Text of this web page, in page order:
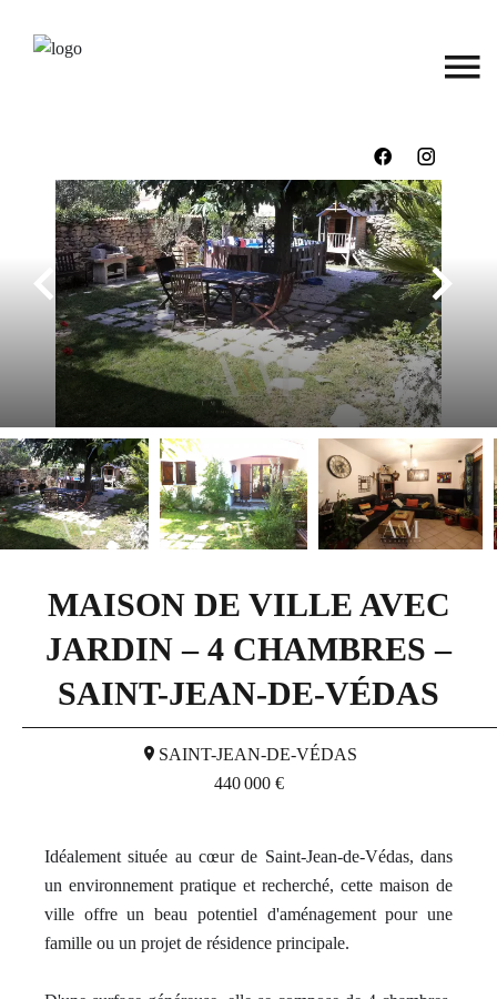
MAISON DE VILLE AVEC
JARDIN – 4 CHAMBRES –
SAINT-JEAN-DE-VÉDAS
SAINT-JEAN-DE-VÉDAS
440 000 €
Idéalement située au cœur de Saint-Jean-de-Védas, dans
un environnement pratique et recherché, cette maison de
ville offre un beau potentiel d'aménagement pour une
famille ou un projet de résidence principale.